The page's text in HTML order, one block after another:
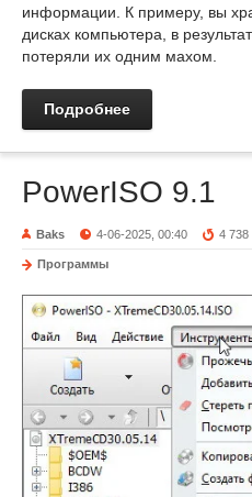
информации. К примеру, вы
дисках компьютера, в
потеряли их одним махом.
Подробнее
PowerISO 9.1
Baks 4-06-2025, 00:40 4 738
Программы